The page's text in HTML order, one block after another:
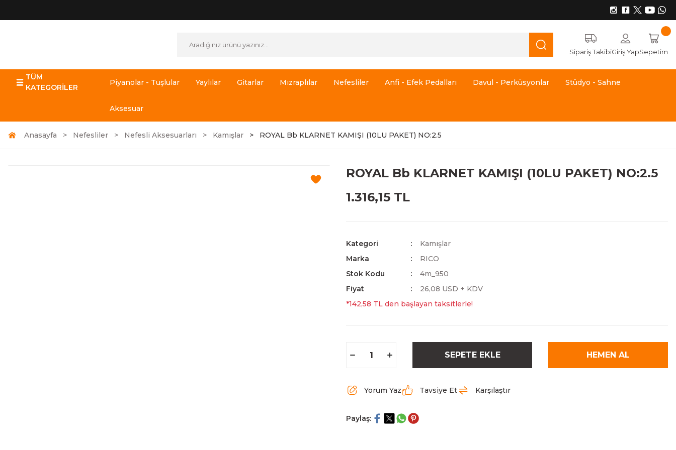
Sipariş TakibiGiriş YapSepetim
TÜM
KATEGORİLER
Piyanolar - Tuşlular Yaylılar Gitarlar Mızraplılar Nefesliler Anfi - Efek Pedalları Davul - Perküsyonlar Stüdyo - Sahne
Aksesuar
Anasayfa Nefesliler Nefesli Aksesuarları Kamışlar ROYAL Bb KLARNET KAMIŞI (10LU PAKET) NO:2.5
ROYAL Bb KLARNET KAMIŞI (10LU PAKET) NO:2.5
1.316,15 TL
Kategori
Kamışlar
Marka
RICO
Stok Kodu
4m_950
Fiyat
26,08 USD + KDV
*142,58 TL den başlayan taksitlerle!
SEPETE EKLE HEMEN AL
Yorum Yaz Tavsiye Et Karşılaştır
Paylaş: